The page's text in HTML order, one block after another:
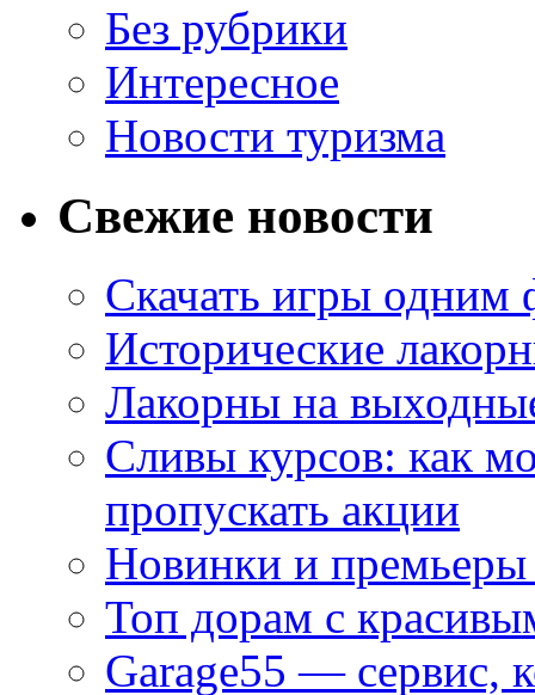
Без рубрики
Интересное
Новости туризма
Свежие новости
Скачать игры одним
Исторические
Лакорны на
Сливы курсов: как
пропускать акции
Новинки и
Топ дорам с
Garage55 — сервис,